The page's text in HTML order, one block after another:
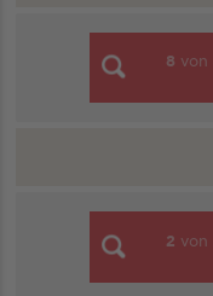
8 von
2 von